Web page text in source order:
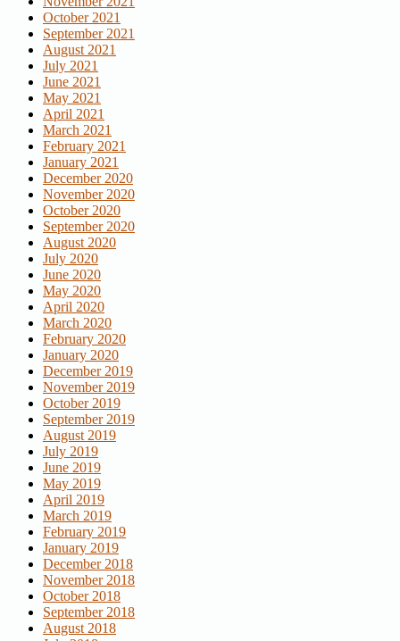
October 2021
September 2021
August 2021
July 2021
June 2021
May 2021
April 2021
March 2021
February 2021
January 2021
December 2020
November 2020
October 2020
September 2020
August 2020
July 2020
June 2020
May 2020
April 2020
March 2020
February 2020
January 2020
December 2019
November 2019
October 2019
September 2019
August 2019
July 2019
June 2019
May 2019
April 2019
March 2019
February 2019
January 2019
December 2018
November 2018
October 2018
September 2018
August 2018